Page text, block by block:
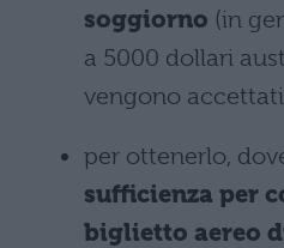
soggiorno (in
a 5000 dollari
vengono
per ottenerlo,
sufficienza per
biglietto aereo